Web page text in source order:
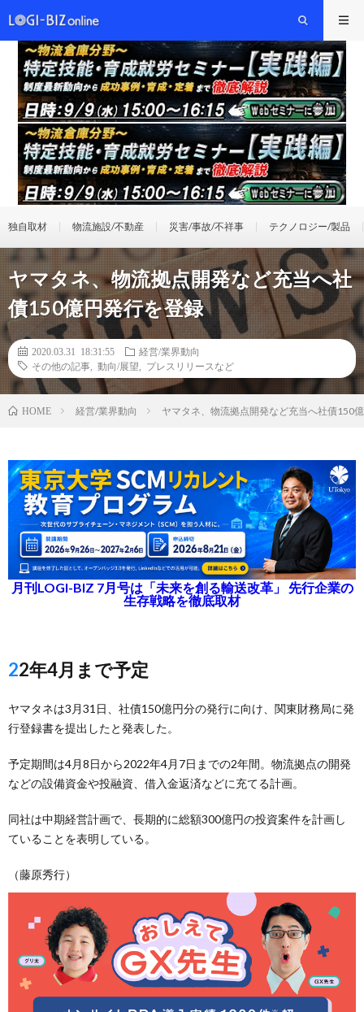
独自取材 物流施設/不動産 災害/事故/不祥事 テクノロジー/製品
ヤマタネ、物流拠点開発など充当へ社
債150億円発行を登録
2020.03.31 18:31:55
経営/業界動向
その他の記事
動向/展望 プレスリリースなど
HOME 経営/業界動向 ヤマタネ、物流拠点開発など充当へ社債150
月刊LOGI-BIZ 7月号は「未来を創る輸送改革」 先行企業の
生存戦略を徹底取材
22年4月まで予定
ヤマタネは3月31日、社債150億円分の発行に向け、関東財務局に発
行登録書を提出したと発表した。
予定期間は4月8日から2022年4月7日までの2年間。物流拠点の開発
などの設備資金や投融資、借入金返済などに充てる計画。
同社は中期経営計画で、長期的に総額300億円の投資案件を計画し
ていることを表明している。
（藤原秀行）